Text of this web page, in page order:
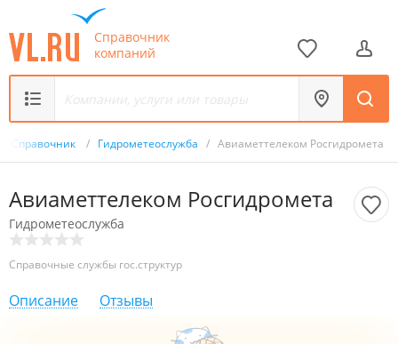
Справочник
компаний
Справочник / Гидрометеослужба / Авиаметтелеком Росгидромета
Авиаметтелеком Росгидромета
Гидрометеослужба
Справочные службы гос.структур
Описание Отзывы